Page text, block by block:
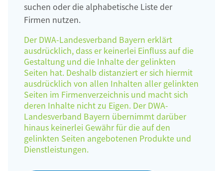
suchen oder die alphabetische Liste der
Firmen nutzen.
Der DWA-Landesverband Bayern erklärt
ausdrücklich, dass er keinerlei Einfluss auf die
Gestaltung und die Inhalte der gelinkten
Seiten hat. Deshalb distanziert er sich hiermit
ausdrücklich von allen Inhalten aller gelinkten
Seiten im Firmenverzeichnis und macht sich
deren Inhalte nicht zu Eigen. Der DWA-
Landesverband Bayern übernimmt darüber
hinaus keinerlei Gewähr für die auf den
gelinkten Seiten angebotenen Produkte und
Dienstleistungen.